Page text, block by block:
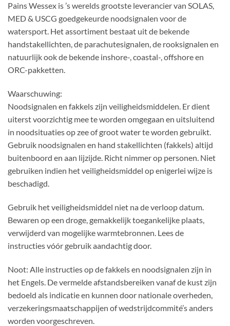
Pains Wessex is ’s werelds grootste leverancier van SOLAS,
MED & USCG goedgekeurde noodsignalen voor de
watersport. Het assortiment bestaat uit de bekende
handstakellichten, de parachutesignalen, de rooksignalen en
natuurlijk ook de bekende inshore-, coastal-, offshore en
ORC-pakketten.
Waarschuwing:
Noodsignalen en fakkels zijn veiligheidsmiddelen. Er dient
uiterst voorzichtig mee te worden omgegaan en uitsluitend
in noodsituaties op zee of groot water te worden gebruikt.
Gebruik noodsignalen en hand stakellichten (fakkels) altijd
buitenboord en aan lijzijde. Richt nimmer op personen. Niet
gebruiken indien het veiligheidsmiddel op enigerlei wijze is
beschadigd.
Gebruik het veiligheidsmiddel niet na de verloop datum.
Bewaren op een droge, gemakkelijk toegankelijke plaats,
verwijderd van mogelijke warmtebronnen. Lees de
instructies vóór gebruik aandachtig door.
Noot: Alle instructies op de fakkels en noodsignalen zijn in
het Engels. De vermelde afstandsbereiken vanaf de kust zijn
bedoeld als indicatie en kunnen door nationale overheden,
verzekeringsmaatschappijen of wedstrijdcommité’s anders
worden voorgeschreven.